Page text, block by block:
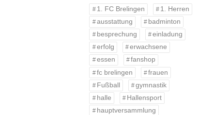
1. FC Brelingen
1. Herren
ausstattung
badminton
besprechung
einladung
erfolg
erwachsene
essen
fanshop
fc brelingen
frauen
Fußball
gymnastik
halle
Hallensport
hauptversammlung